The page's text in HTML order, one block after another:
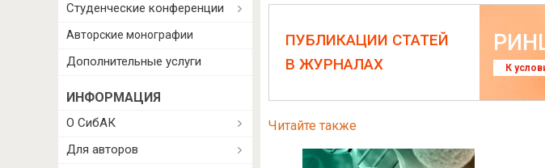
ПУБЛИКАЦИИ СТАТЕЙ
В ЖУРНАЛАХ
К
Читайте также
Студенческие конференции
Авторские монографии
Дополнительные услуги
ИНФОРМАЦИЯ
О СибАК
Для авторов